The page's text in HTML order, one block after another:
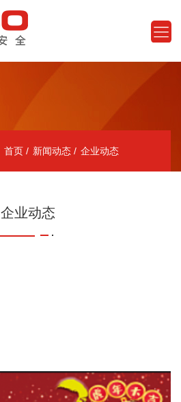
首页 新闻动态 企业动态
企业动态